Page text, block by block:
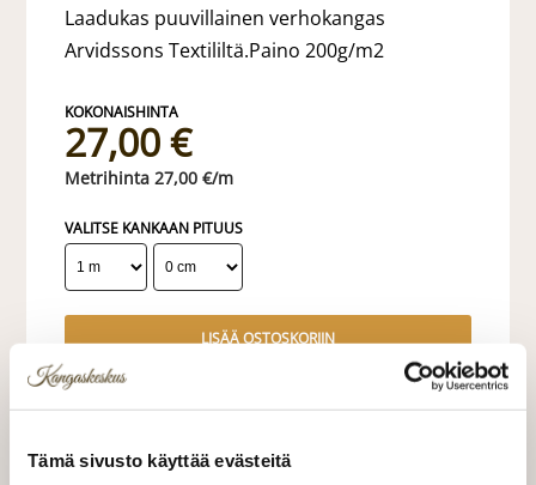
Tämä sivusto käyttää evästeitä
Laadukas puuvillainen verhokangas
Arvidssons Textililtä.Paino 200g/m2
27,00 €
27,00 €/m
VALITSE KANKAAN PITUUS
LISÄÄ OSTOSKORIIN